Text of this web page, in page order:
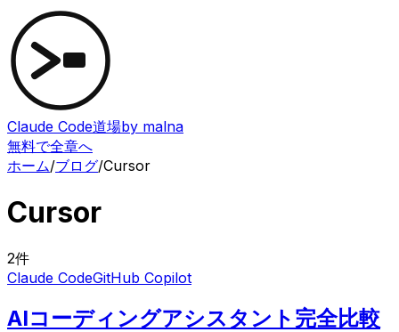
Claude Code道場by malna
無料で全章へ
ホーム/ブログ/Cursor
Cursor
2件
Claude CodeGitHub Copilot
AIコーディングアシスタント完全比較